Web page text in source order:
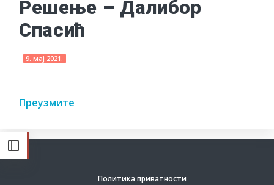
Решење – Далибор
Спасић
9. мај 2021.
Преузмите
Политика приватности